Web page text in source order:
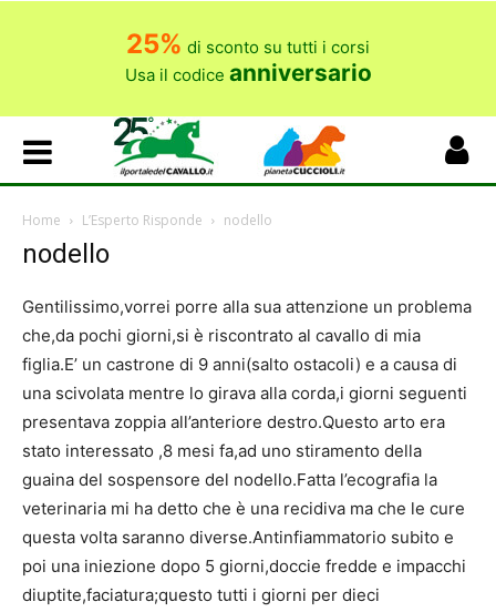
25% di sconto su tutti i corsi
Usa il codice anniversario
Home L’Esperto Risponde nodello
nodello
Gentilissimo,vorrei porre alla sua attenzione un problema
che,da pochi giorni,si è riscontrato al cavallo di mia
figlia.E’ un castrone di 9 anni(salto ostacoli) e a causa di
una scivolata mentre lo girava alla corda,i giorni seguenti
presentava zoppia all’anteriore destro.Questo arto era
stato interessato ,8 mesi fa,ad uno stiramento della
guaina del sospensore del nodello.Fatta l’ecografia la
veterinaria mi ha detto che è una recidiva ma che le cure
questa volta saranno diverse.Antinfiammatorio subito e
poi una iniezione dopo 5 giorni,doccie fredde e impacchi
diuptite,faciatura;questo tutti i giorni per dieci